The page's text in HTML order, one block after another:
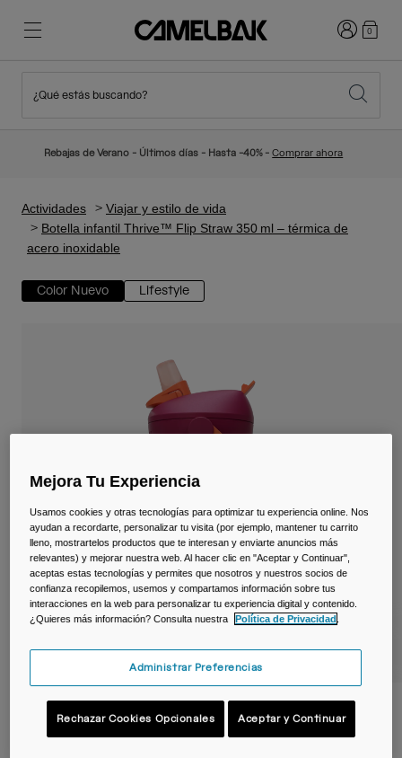
Novedades
Mochilas Hidratación
Chalecos Hidratación
Tazas y Vasos
Riñoneras
Bolsas Bici
Bolsas Hidratación
Accessorios
Ver todo
Senderismo
Viajar y estilo de vida
Adiós a los desechables
Iniciar0
¿Qué estás buscando?
Rebajas de Verano - Últimos días - Hasta -40% -Comprar ahora
Actividades
Viajar y estilo de vida
Botella infantil Thrive™ Flip Straw 350 ml – térmica de
acero inoxidable
Color Nuevo Lifestyle
Botella infantil Thrive™ Flip Straw 350 ml
– térmica de acero inoxidable
Mejora Tu Experiencia
Usamos cookies y otras tecnologías para optimizar tu experiencia online. Nos
ayudan a recordarte, personalizar tu visita (por ejemplo, mantener tu carrito
lleno, mostrartelos productos que te interesan y enviarte anuncios más
relevantes) y mejorar nuestra web. Al hacer clic en "Aceptar y Continuar",
aceptas estas tecnologías y permites que nosotros y nuestros socios de
confianza recopilemos, usemos y compartamos información sobre tus
interacciones en la web para personalizar tu experiencia digital y contenido.
¿Quieres más información? Consulta nuestra
Política de Privacidad .
Administrar Preferencias
Rechazar Cookies Opcionales Aceptar y Continuar